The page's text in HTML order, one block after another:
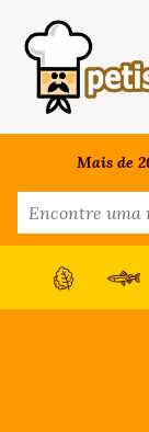
Mais de